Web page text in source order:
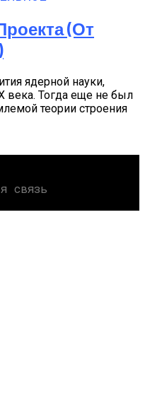
(от
ядерной науки,
века. Тогда еще не был
теории строения
связь